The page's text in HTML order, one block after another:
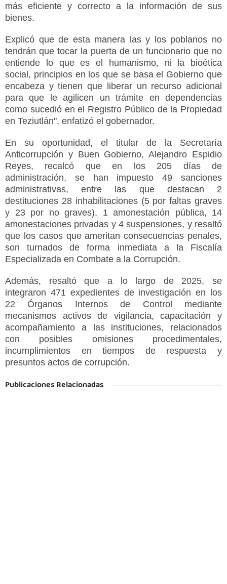
más eficiente y correcto a la información de sus
bienes.
Explicó que de esta manera las y los poblanos no
tendrán que tocar la puerta de un funcionario que no
entiende lo que es el humanismo, ni la bioética
social, principios en los que se basa el Gobierno que
encabeza y tienen que liberar un recurso adicional
para que le agilicen un trámite en dependencias
como sucedió en el Registro Público de la Propiedad
en Teziutlán", enfatizó el gobernador.
En su oportunidad, el titular de la Secretaría
Anticorrupción y Buen Gobierno, Alejandro Espidio
Reyes, recalcó que en los 205 días de
administración, se han impuesto 49 sanciones
administrativas, entre las que destacan 2
destituciones 28 inhabilitaciones (5 por faltas graves
y 23 por no graves), 1 amonestación pública, 14
amonestaciones privadas y 4 suspensiones, y resaltó
que los casos que ameritan consecuencias penales,
son turnados de forma inmediata a la Fiscalía
Especializada en Combate a la Corrupción.
Además, resaltó que a lo largo de 2025, se
integraron 471 expedientes de investigación en los
22 Órganos Internos de Control mediante
mecanismos activos de vigilancia, capacitación y
acompañamiento a las instituciones, relacionados
con posibles omisiones procedimentales,
incumplimientos en tiempos de respuesta y
presuntos actos de corrupción.
Publicaciones Relacionadas